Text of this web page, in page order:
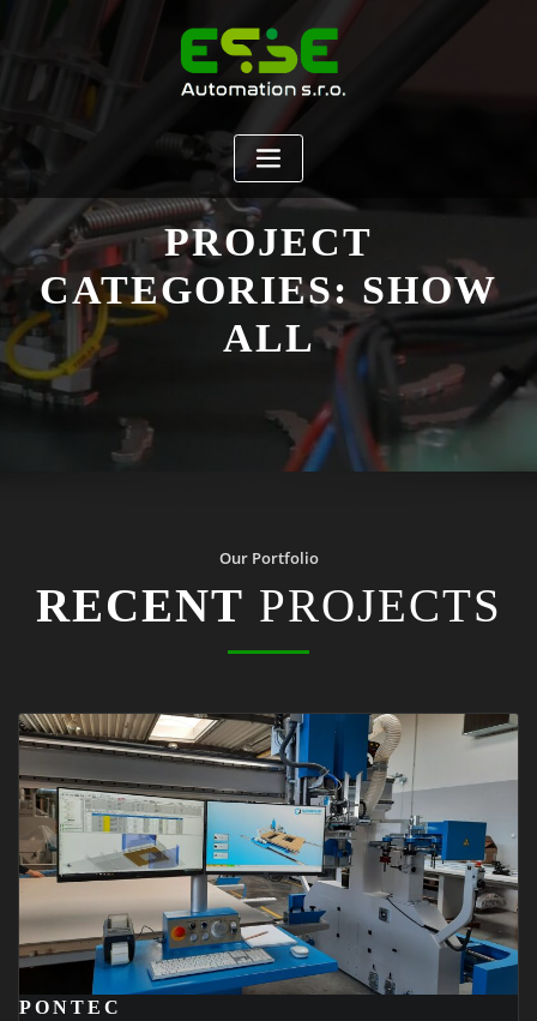
PROJECT
CATEGORIES: SHOW
ALL
Our Portfolio
RECENT PROJECTS
PONTEC